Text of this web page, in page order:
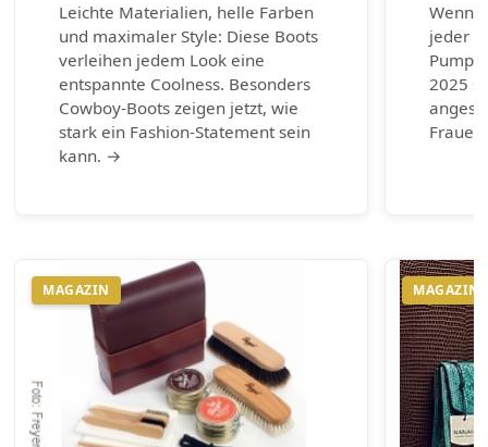
Leichte Materialien, helle Farben
und maximaler Style: Diese Boots
verleihen jedem Look eine
entspannte Coolness. Besonders
Cowboy-Boots zeigen jetzt, wie
stark ein Fashion-Statement sein
kann. →
Wenn
jeder
2025
MAGAZIN MAGAZIN